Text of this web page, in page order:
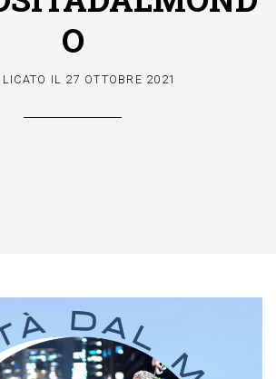
O
IL 27 OTTOBRE 2021